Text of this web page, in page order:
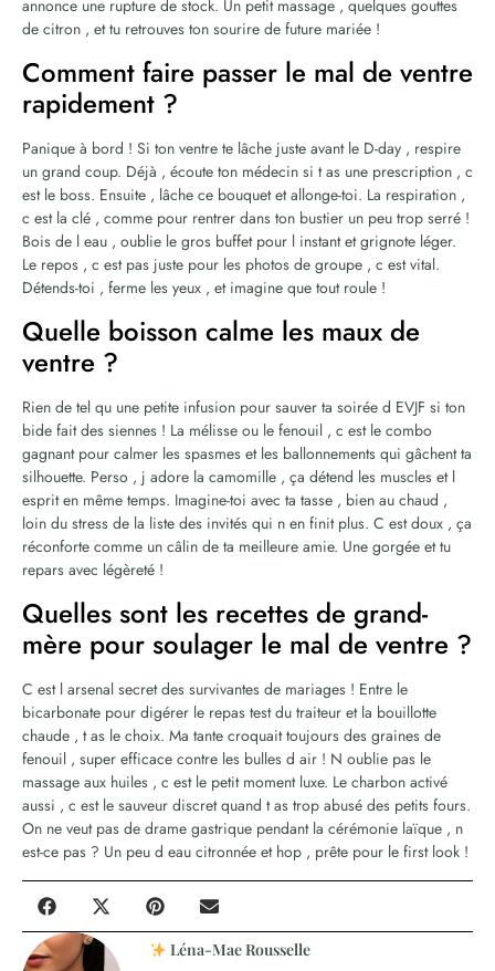
annonce une rupture de stock. Un petit massage , quelques gouttes
de citron , et tu retrouves ton sourire de future mariée !
Comment faire passer le mal de ventre
rapidement ?
Panique à bord ! Si ton ventre te lâche juste avant le D-day , respire
un grand coup. Déjà , écoute ton médecin si t as une prescription , c
est le boss. Ensuite , lâche ce bouquet et allonge-toi. La respiration ,
c est la clé , comme pour rentrer dans ton bustier un peu trop serré !
Bois de l eau , oublie le gros buffet pour l instant et grignote léger.
Le repos , c est pas juste pour les photos de groupe , c est vital.
Détends-toi , ferme les yeux , et imagine que tout roule !
Quelle boisson calme les maux de
ventre ?
Rien de tel qu une petite infusion pour sauver ta soirée d EVJF si ton
bide fait des siennes ! La mélisse ou le fenouil , c est le combo
gagnant pour calmer les spasmes et les ballonnements qui gâchent ta
silhouette. Perso , j adore la camomille , ça détend les muscles et l
esprit en même temps. Imagine-toi avec ta tasse , bien au chaud ,
loin du stress de la liste des invités qui n en finit plus. C est doux , ça
réconforte comme un câlin de ta meilleure amie. Une gorgée et tu
repars avec légèreté !
Quelles sont les recettes de grand-
mère pour soulager le mal de ventre ?
C est l arsenal secret des survivantes de mariages ! Entre le
bicarbonate pour digérer le repas test du traiteur et la bouillotte
chaude , t as le choix. Ma tante croquait toujours des graines de
fenouil , super efficace contre les bulles d air ! N oublie pas le
massage aux huiles , c est le petit moment luxe. Le charbon activé
aussi , c est le sauveur discret quand t as trop abusé des petits fours.
On ne veut pas de drame gastrique pendant la cérémonie laïque , n
est-ce pas ? Un peu d eau citronnée et hop , prête pour le first look !
Léna-Mae Rousselle